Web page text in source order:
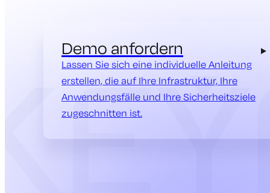
Demo anfordern
Lassen Sie sich eine individuelle Anleitung
erstellen, die auf Ihre Infrastruktur, Ihre
Anwendungsfälle und Ihre Sicherheitsziele
zugeschnitten ist.